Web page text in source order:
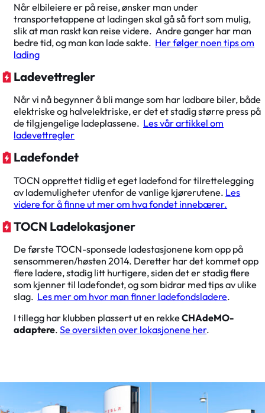
Når elbileiere er på reise, ønsker man under
transportetappene at ladingen skal gå så fort som mulig,
slik at man raskt kan reise videre. Andre ganger har man
bedre tid, og man kan lade sakte. Her følger noen tips om
lading
Ladevettregler
Når vi nå begynner å bli mange som har ladbare biler, både
elektriske og halvelektriske, er det et stadig større press på
de tilgjengelige ladeplassene. Les vår artikkel om
ladevettregler
Ladefondet
TOCN opprettet tidlig et eget ladefond for tilrettelegging
av lademuligheter utenfor de vanlige kjørerutene. Les
videre for å finne ut mer om hva fondet innebærer.
TOCN Ladelokasjoner
De første TOCN-sponsede ladestasjonene kom opp på
sensommeren/høsten 2014. Deretter har det kommet opp
flere ladere, stadig litt hurtigere, siden det er stadig flere
som kjenner til ladefondet, og som bidrar med tips av ulike
slag. Les mer om hvor man finner ladefondsladere.
I tillegg har klubben plassert ut en rekkeCHAdeMO-
adaptere.Se oversikten over lokasjonene her.